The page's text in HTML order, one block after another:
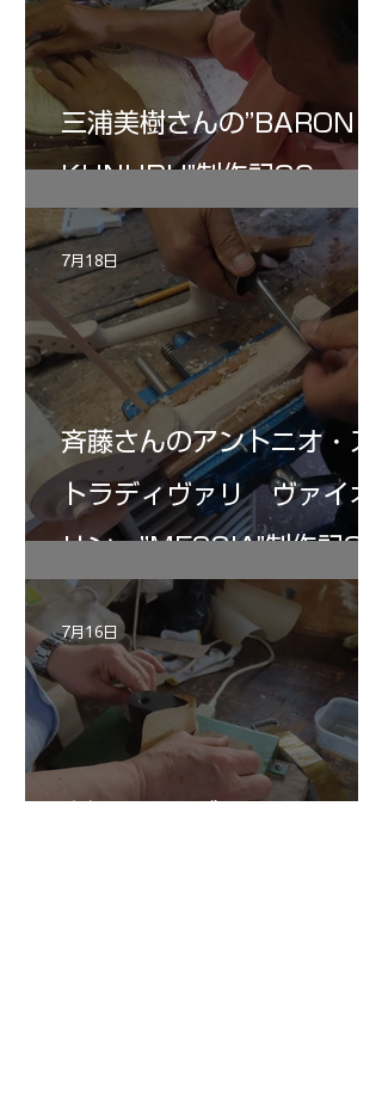
三浦美樹さんの”BARON・
KUNUPU"制作記30
斉藤さんのアントニオ・ス
トラディヴァリ ヴァイオ
リン ”MESSIA"制作記32
7月18日
7月16日